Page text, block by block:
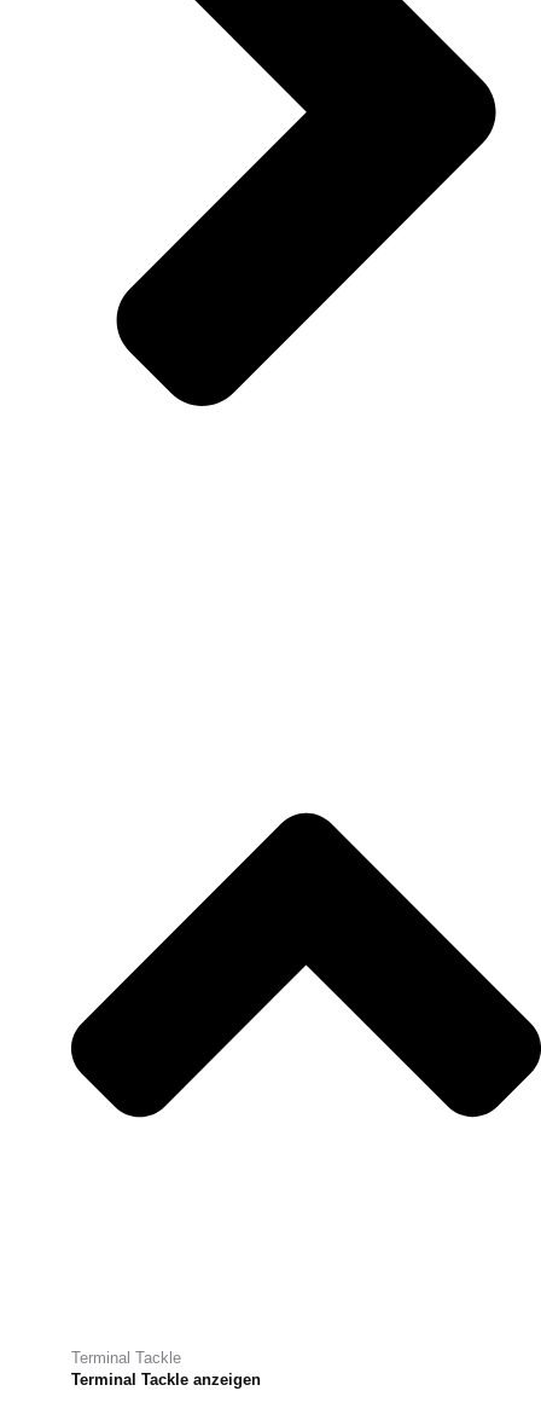
Terminal Tackle
Terminal Tackle anzeigen